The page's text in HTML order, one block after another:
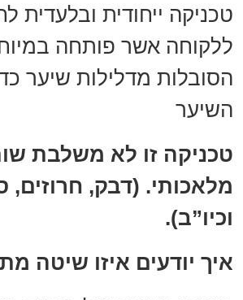
טכניקה ייחודית ובלעדית
ללקוחה אשר פותחה
הסובלות מדלילות שיער
השיער
טכניקה זו לא משלבת
מלאכותי. (דבק, חרוזים,
וכיו”ב).
איך יודעים איזו שיטה